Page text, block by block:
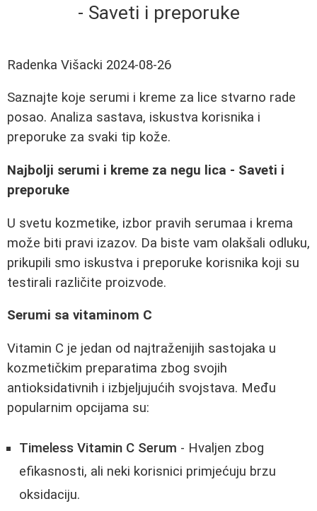
- Saveti i preporuke
Radenka Višacki 2024-08-26
Saznajte koje serumi i kreme za lice stvarno rade
posao. Analiza sastava, iskustva korisnika i
preporuke za svaki tip kože.
Najbolji serumi i kreme za negu lica - Saveti i
preporuke
U svetu kozmetike, izbor pravih serumaa i krema
može biti pravi izazov. Da biste vam olakšali odluku,
prikupili smo iskustva i preporuke korisnika koji su
testirali različite proizvode.
Serumi sa vitaminom C
Vitamin C je jedan od najtraženijih sastojaka u
kozmetičkim preparatima zbog svojih
antioksidativnih i izbjeljujućih svojstava. Među
popularnim opcijama su:
Timeless Vitamin C Serum - Hvaljen zbog
efikasnosti, ali neki korisnici primjećuju brzu
oksidaciju.